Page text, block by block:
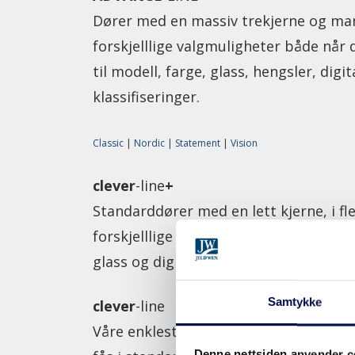
Samtykke
Dører med en massiv trekjerne og
forskjelllige valgmuligheter både når
til modell, farge, glass, hengsler,
klassifiseringer.
Classic | Nordic | Statement | Vision
clever-line+
Standarddører med en lett kjerne, i
forskjelllige designs og med tilvalg
glass og digitale lås.
clever-line
Våre enkleste dører med en lett